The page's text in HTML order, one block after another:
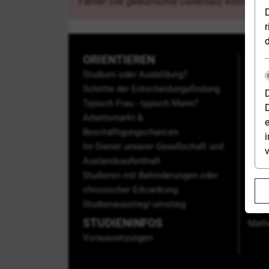
ORIENTIEREN
Studium oder Ausbildung?
Schritte der Entscheidungsfindung
Typisch Frau - typisch Mann?
Arbeitsmarkt &
Beschäftigungschancen
Im Dienst unserer Gesellschaft und
Auslandsaufenthalt
Studieren mit Behinderungen oder
chronischer Erkrankung
Studienausstieg/-umstieg
STUDIENINFOS
Voraussetzungen
Die